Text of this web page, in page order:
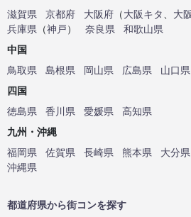
滋賀県
京都府 大阪府 （大阪キタ 大
兵庫県 （神戸） 奈良県
和歌山県
中国
鳥取県
島根県 岡山県 広島県
山口県
四国
徳島県
香川県 愛媛県
高知県
九州・沖縄
福岡県
佐賀県 長崎県 熊本県 大分県
沖縄県
都道府県から街コンを探す